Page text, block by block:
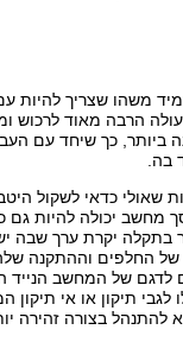
משהו שצריך להיות
הרבה מאוד לרכוש
ביותר, כך שיחד עם
בה.
שאולי כדאי לשקול
מחשב יכולה להיות גם
בתקלה יקרת ערך שבה
של החלפים וההתקנה
לדגם של המחשב הנייד
תיקון או אי תיקון
להתנהל בצורה זהירה